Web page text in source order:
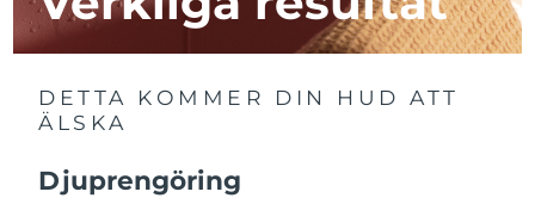
DETTA KOMMER DIN HUD ATT
ÄLSKA
Djuprengöring
Macao SAR Förväntad leverans13/8/26
Malaysia Förväntad leverans 14/8/26
Malta